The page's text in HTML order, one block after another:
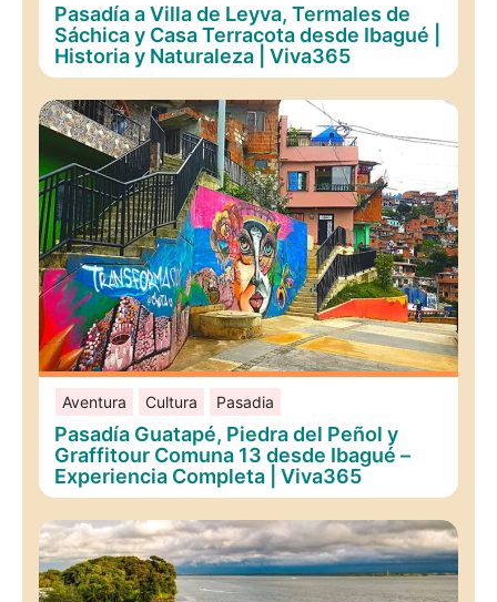
Pasadía a Villa de Leyva, Termales de
Sáchica y Casa Terracota desde Ibagué |
Historia y Naturaleza | Viva365
Aventura Cultura Pasadia
Pasadía Guatapé, Piedra del Peñol y
Graffitour Comuna 13 desde Ibagué –
Experiencia Completa | Viva365